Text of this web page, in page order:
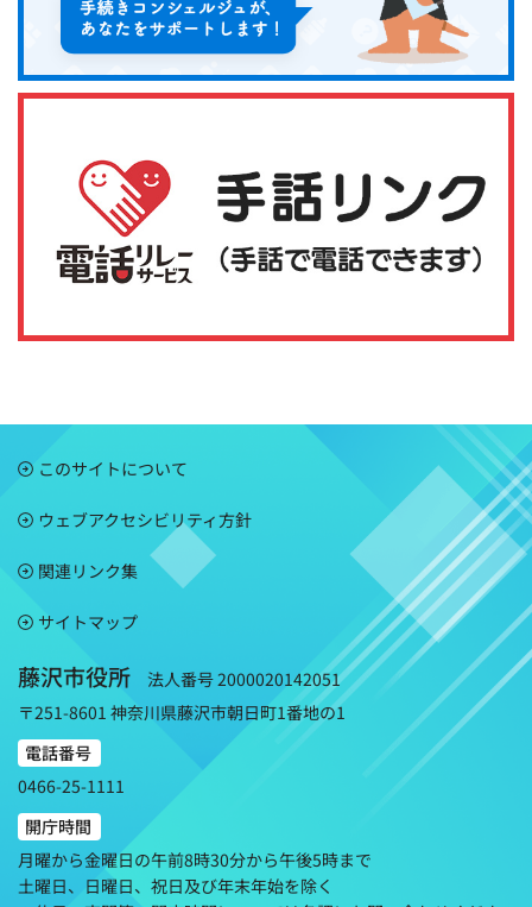
このサイトについて
ウェブアクセシビリティ方針
関連リンク集
サイトマップ
藤沢市役所
法人番号 2000020142051
〒251-8601 神奈川県藤沢市朝日町1番地の1
電話番号
0466-25-1111
開庁時間
月曜から金曜日の午前8時30分から午後5時まで
土曜日、日曜日、祝日及び年末年始を除く